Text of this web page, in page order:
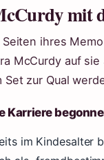
mit
ihres
McCurdy auf
zur Qual
Karriere
im Kindesalter